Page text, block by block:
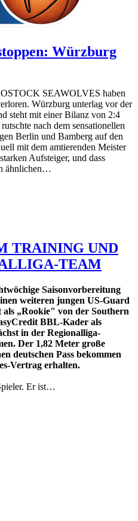
Würzburg
SEAWOLVES haben
Würzburg unterlag vor der
steht mit einer Bilanz von 2:4
nach dem sensationellen
Berlin und Bamberg auf den
mit dem amtierenden Meister
Aufsteiger, und dass
ähnlichen…
TRAINING UND
TEAM
Saisonvorbereitung
weiteren jungen US-Guard
„Rookie" von der Southern
BBL-Kader als
in der Regionalliga-
Der 1,82 Meter große
deutschen Pass bekommen
Vertrag erhalten.
Er ist…